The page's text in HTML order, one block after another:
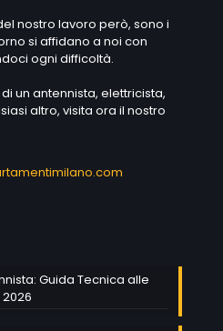
nostro lavoro però, sono i
si affidano a noi con
ogni difficoltà.
un antennista, elettricista,
altro, visita ora il nostro
Guida Tecnica alle